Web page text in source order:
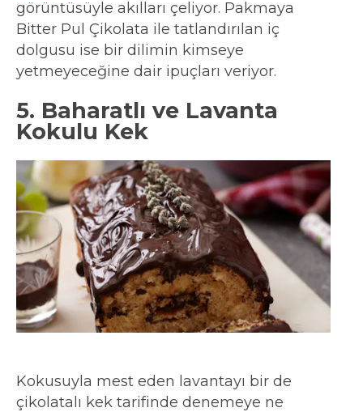
görüntüsüyle akılları çeliyor. Pakmaya
Bitter Pul Çikolata ile tatlandırılan iç
dolgusu ise bir dilimin kimseye
yetmeyeceğine dair ipuçları veriyor.
5. Baharatlı ve Lavanta
Kokulu Kek
Kokusuyla mest eden lavantayı bir de
çikolatalı kek tarifinde denemeye ne